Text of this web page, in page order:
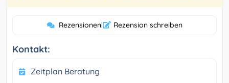
Rezensionen| Rezension schreiben
Kontakt:
Zeitplan Beratung